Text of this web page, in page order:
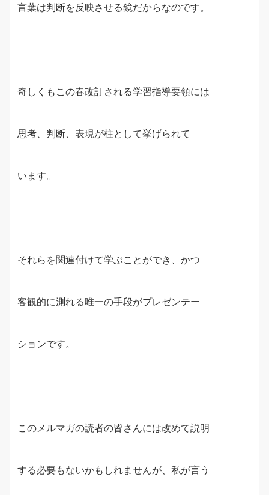
言葉は判断を反映させる鏡だからなのです。
奇しくもこの春改訂される学習指導要領には
思考、判断、表現が柱として挙げられて
います。
それらを関連付けて学ぶことができ、かつ
客観的に測れる唯一の手段がプレゼンテー
ションです。
このメルマガの読者の皆さんには改めて説明
する必要もないかもしれませんが、私が言う